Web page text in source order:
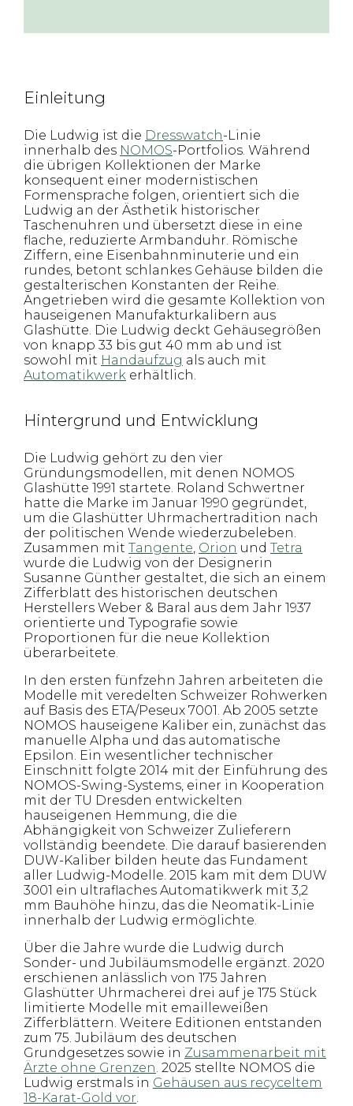
Einleitung
Die Ludwig ist die Dresswatch-Linie
innerhalb des NOMOS-Portfolios. Während
die übrigen Kollektionen der Marke
konsequent einer modernistischen
Formensprache folgen, orientiert sich die
Ludwig an der Ästhetik historischer
Taschenuhren und übersetzt diese in eine
flache, reduzierte Armbanduhr. Römische
Ziffern, eine Eisenbahnminuterie und ein
rundes, betont schlankes Gehäuse bilden die
gestalterischen Konstanten der Reihe.
Angetrieben wird die gesamte Kollektion von
hauseigenen Manufakturkalibern aus
Glashütte. Die Ludwig deckt Gehäusegrößen
von knapp 33 bis gut 40 mm ab und ist
sowohl mit Handaufzug als auch mit
Automatikwerk erhältlich.
Hintergrund und Entwicklung
Die Ludwig gehört zu den vier
Gründungsmodellen, mit denen NOMOS
Glashütte 1991 startete. Roland Schwertner
hatte die Marke im Januar 1990 gegründet,
um die Glashütter Uhrmachertradition nach
der politischen Wende wiederzubeleben.
Zusammen mit Tangente, Orion und Tetra
wurde die Ludwig von der Designerin
Susanne Günther gestaltet, die sich an einem
Zifferblatt des historischen deutschen
Herstellers Weber & Baral aus dem Jahr 1937
orientierte und Typografie sowie
Proportionen für die neue Kollektion
überarbeitete.
In den ersten fünfzehn Jahren arbeiteten die
Modelle mit veredelten Schweizer Rohwerken
auf Basis des ETA/Peseux 7001. Ab 2005 setzte
NOMOS hauseigene Kaliber ein, zunächst das
manuelle Alpha und das automatische
Epsilon. Ein wesentlicher technischer
Einschnitt folgte 2014 mit der Einführung des
NOMOS-Swing-Systems, einer in Kooperation
mit der TU Dresden entwickelten
hauseigenen Hemmung, die die
Abhängigkeit von Schweizer Zulieferern
vollständig beendete. Die darauf basierenden
DUW-Kaliber bilden heute das Fundament
aller Ludwig-Modelle. 2015 kam mit dem DUW
3001 ein ultraflaches Automatikwerk mit 3,2
mm Bauhöhe hinzu, das die Neomatik-Linie
innerhalb der Ludwig ermöglichte.
Über die Jahre wurde die Ludwig durch
Sonder- und Jubiläumsmodelle ergänzt. 2020
erschienen anlässlich von 175 Jahren
Glashütter Uhrmacherei drei auf je 175 Stück
limitierte Modelle mit emailleweißen
Zifferblättern. Weitere Editionen entstanden
zum 75. Jubiläum des deutschen
Grundgesetzes sowie in Zusammenarbeit mit
Ärzte ohne Grenzen. 2025 stellte NOMOS die
Ludwig erstmals in Gehäusen aus recyceltem
18-Karat-Gold vor.